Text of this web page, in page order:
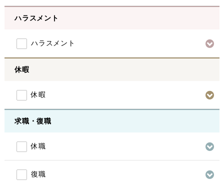
ハラスメント
ハラスメント
休暇
休暇
求職・復職
休職
復職